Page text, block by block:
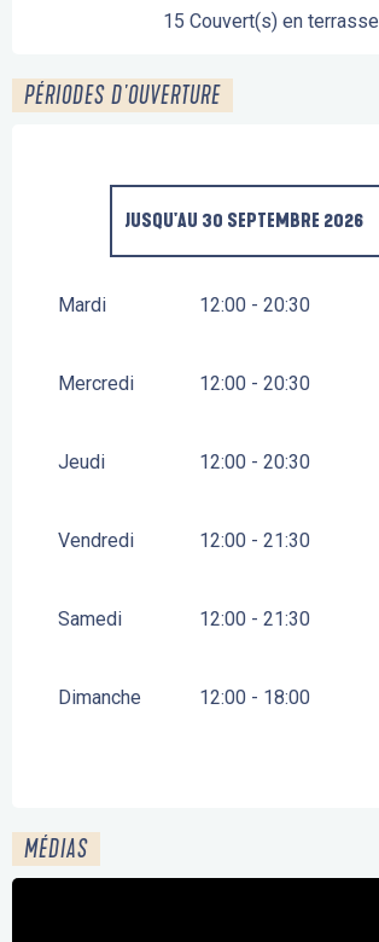
15 Couvert(s) en terrasse
PÉRIODES D'OUVERTURE
JUSQU'AU 30 SEPTEMBRE 2026
Mardi 12:00 - 20:30
Mercredi 12:00 - 20:30
Jeudi 12:00 - 20:30
Vendredi 12:00 - 21:30
Samedi 12:00 - 21:30
Dimanche 12:00 - 18:00
MÉDIAS